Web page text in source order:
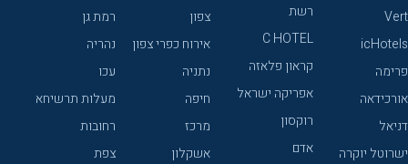
Vert
icHotels
פרימה
אורכידאה
דניאל
ישרוטל יוקרה
רשת
C HOTEL
קראון פלאזה
אפריקה ישראל
רוקסון
אדם
צפון
אירוח כפרי צפון
נתניה
חיפה
מרכז
אשקלון
רמת גן
נהריה
עכו
מעלות תרשיחא
רחובות
צפת